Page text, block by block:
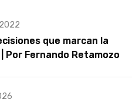
que marcan la
Por Fernando Retamozo